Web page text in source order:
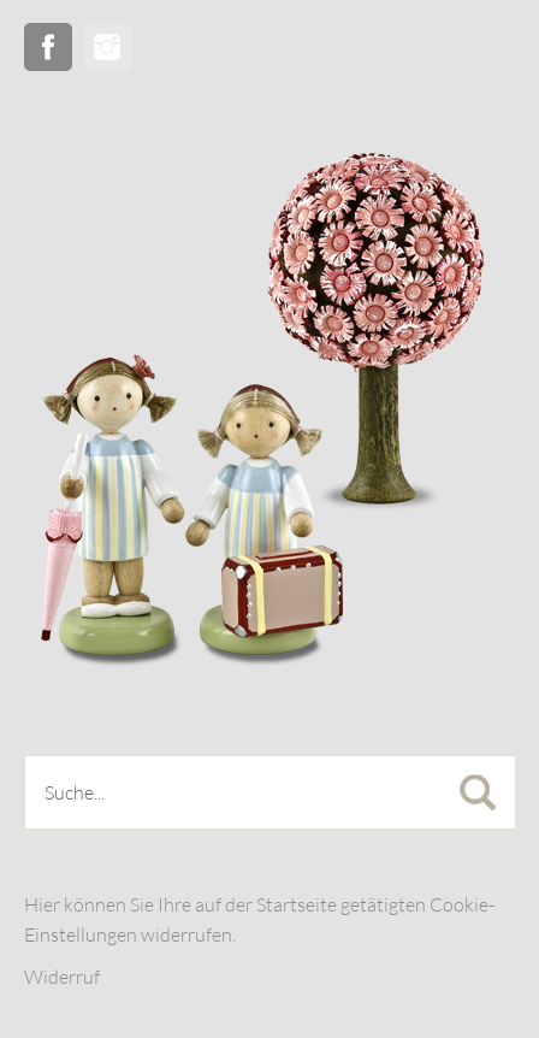
Hier können Sie Ihre auf der Startseite getätigten Cookie-
Einstellungen widerrufen.
Widerruf